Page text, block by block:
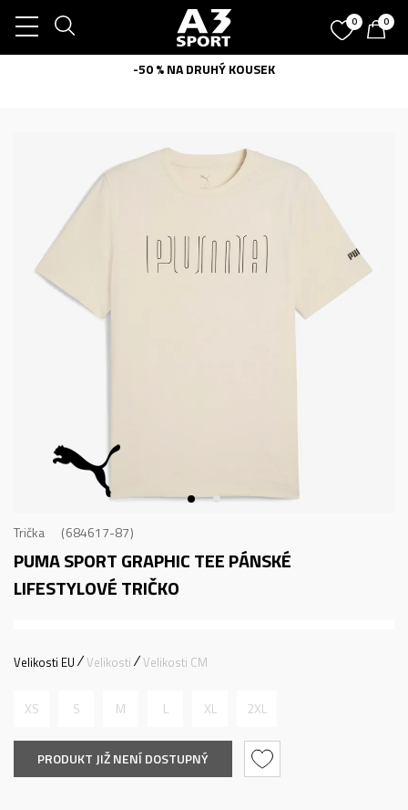
0 0
-50 % NA DRUHÝ KOUSEK
Trička 684617-87
PUMA SPORT GRAPHIC TEEPÁNSKÉ
LIFESTYLOVÉ TRIČKO
Velikosti EU Velikosti Velikosti CM
XS S M L XL 2XL
PRODUKT JIŽ NENÍ DOSTUPNÝ